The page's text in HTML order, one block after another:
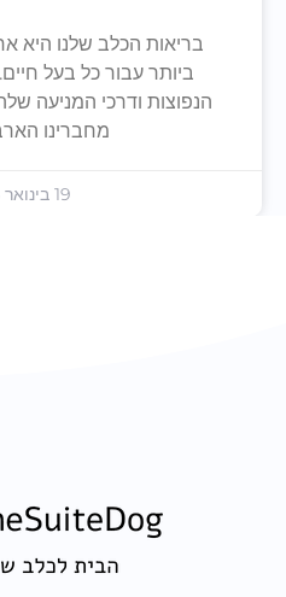
בריאות הכלב שלנו היא
ביותר עבור כל בעל
הנפוצות ודרכי המניעה
מחברינו
19 בינואר 2025